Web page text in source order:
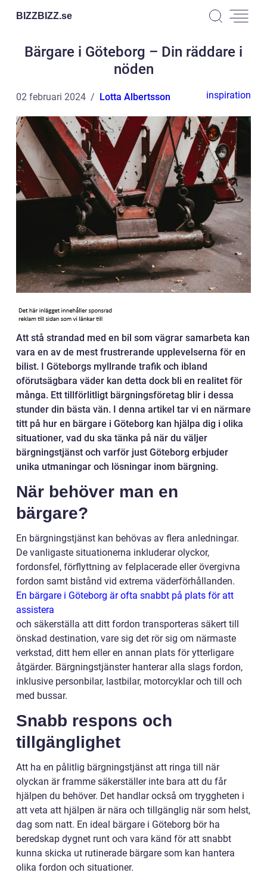
BIZZBIZZ.se
Bärgare i Göteborg – Din räddare i
nöden
02 februari 2024 Lotta Albertsson inspiration
Att stå strandad med en bil som vägrar samarbeta kan
vara en av de mest frustrerande upplevelserna för en
bilist. I Göteborgs myllrande trafik och ibland
oförutsägbara väder kan detta dock bli en realitet för
många. Ett tillförlitligt bärgningsföretag blir i dessa
stunder din bästa vän. I denna artikel tar vi en närmare
titt på hur en bärgare i Göteborg kan hjälpa dig i olika
situationer, vad du ska tänka på när du väljer
bärgningstjänst och varför just Göteborg erbjuder
unika utmaningar och lösningar inom bärgning.
När behöver man en
bärgare?
En bärgningstjänst kan behövas av flera anledningar.
De vanligaste situationerna inkluderar olyckor,
fordonsfel, förflyttning av felplacerade eller övergivna
fordon samt bistånd vid extrema väderförhållanden.
En bärgare i Göteborg är ofta snabbt på plats för att
assistera
och säkerställa att ditt fordon transporteras säkert till
önskad destination, vare sig det rör sig om närmaste
verkstad, ditt hem eller en annan plats för ytterligare
åtgärder. Bärgningstjänster hanterar alla slags fordon,
inklusive personbilar, lastbilar, motorcyklar och till och
med bussar.
Snabb respons och
tillgänglighet
Att ha en pålitlig bärgningstjänst att ringa till när
olyckan är framme säkerställer inte bara att du får
hjälpen du behöver. Det handlar också om tryggheten i
att veta att hjälpen är nära och tillgänglig när som helst,
dag som natt. En ideal bärgare i Göteborg bör ha
beredskap dygnet runt och vara känd för att snabbt
kunna skicka ut rutinerade bärgare som kan hantera
olika fordon och situationer.